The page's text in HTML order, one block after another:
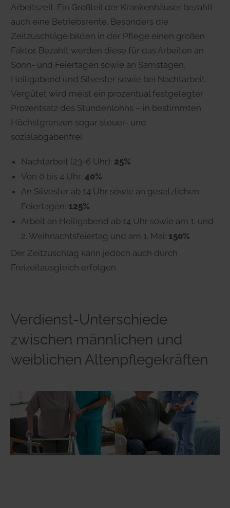
Arbeitszeit. Ein Großteil der Krankenhäuser bezahlt
auch eine Betriebsrente. Besonders die
Zeitzuschläge bilden in der Pflege einen großen
Faktor. Bezahlt werden diese für das Arbeiten an
Sonn- und Feiertagen sowie an Samstagen,
Heiligabend und Silvester sowie bei Nachtarbeit.
Vergütet wird meist ein prozentual festgelegter
Prozentsatz des Stundenlohns – in bestimmten
Höchstgrenzen sogar steuer- und
sozialabgabenfrei:
Nachtarbeit (23-6 Uhr): 25%
Von 0 bis 4 Uhr: 40%
An Silvester ab 14 Uhr sowie an gesetzlichen
Feiertagen: 125%
Arbeit an Heiligabend ab 14 Uhr sowie am 1. und
2. Weihnachtsfeiertag und am 1. Mai: 150%
Der Zeitzuschlag kann jedoch auch durch
Freizeitausgleich erfolgen.
Verdienst-Unterschiede
zwischen männlichen und
weiblichen Altenpflegekräften